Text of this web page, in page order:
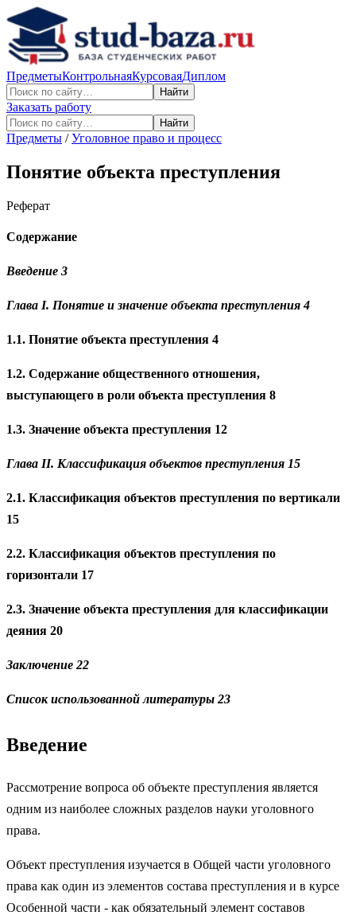
ПредметыКонтрольнаяКурсоваяДиплом
Найти
Заказать работу
Найти
Предметы /Уголовное право и процесс
Понятие объекта преступления
Реферат
Содержание
Введение 3
Глава I. Понятие и значение объекта преступления 4
1.1. Понятие объекта преступления 4
1.2. Содержание общественного отношения,
выступающего в роли объекта преступления 8
1.3. Значение объекта преступления 12
Глава II. Классификация объектов преступления 15
2.1. Классификация объектов преступления по вертикали
15
2.2. Классификация объектов преступления по
горизонтали 17
2.3. Значение объекта преступления для классификации
деяния 20
Заключение 22
Список использованной литературы 23
Введение
Рассмотрение вопроса об объекте преступления является
одним из наиболее сложных разделов науки уголовного
права.
Объект преступления изучается в Общей части уголовного
права как один из элементов состава преступления и в курсе
Особенной части - как обязательный элемент составов